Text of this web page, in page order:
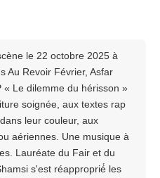
le 22 octobre 2025 à
Au Revoir Février, Asfar
« Le dilemme du hérisson »
soignée, aux textes rap
leur couleur, aux
aériennes. Une musique à
Lauréate du Fair et du
s'est réapproprié́ les